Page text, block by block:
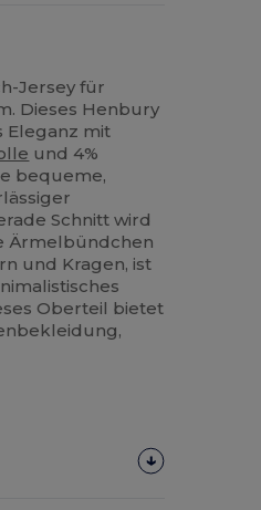
Jersey für
Dieses Henbury
Eleganz mit
und 4%
bequeme,
Schnitt wird
Ärmelbündchen
und Kragen, ist
Oberteil bietet